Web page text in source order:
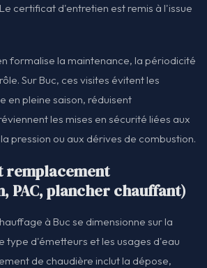
certificat d'entretien est remis à l'issue
formalise la maintenance, la périodicité
Sur Buc, ces visites évitent les
en pleine saison, réduisent
les mises en sécurité liées aux
pression ou aux dérives de combustion.
remplacement
PAC, plancher chauffant)
à Buc se dimensionne sur la
type d'émetteurs et les usages d'eau
de chaudière inclut la dépose,